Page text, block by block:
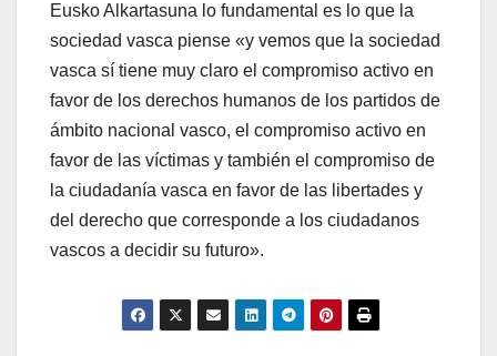
Eusko Alkartasuna lo fundamental es lo que la
sociedad vasca piense «y vemos que la sociedad
vasca sí­ tiene muy claro el compromiso activo en
favor de los derechos humanos de los partidos de
ámbito nacional vasco, el compromiso activo en
favor de las ví­ctimas y también el compromiso de
la ciudadaní­a vasca en favor de las libertades y
del derecho que corresponde a los ciudadanos
vascos a decidir su futuro».